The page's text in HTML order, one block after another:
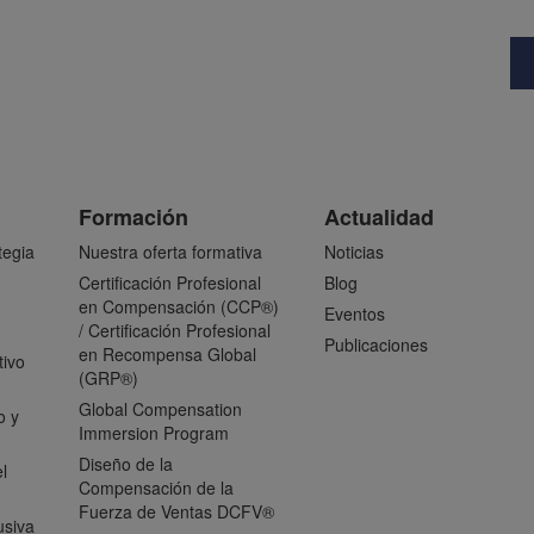
y
Formación
Nuestra oferta formativa
Certificación Profesional
en Compensación (CCP®)
/ Certificación Profesional
en Recompensa Global
(GRP®)
Global Compensation
Immersion Program
Diseño de la
Compensación de la
Fuerza de Ventas DCFV®
Actualidad
Noticias
Blog
Eventos
Publicaciones